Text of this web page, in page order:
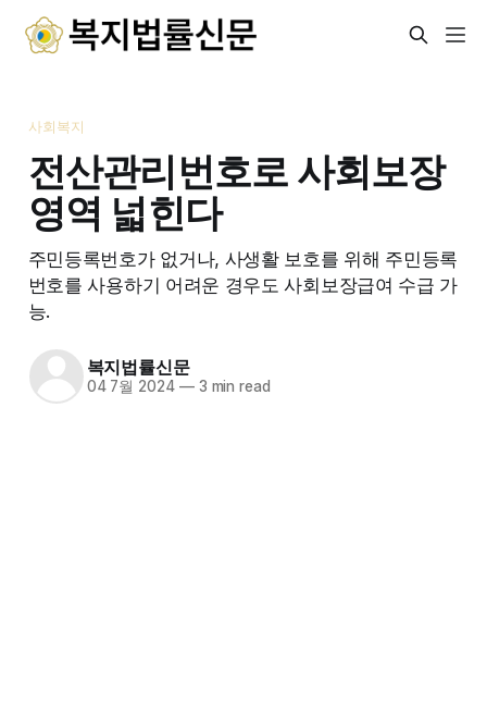
사회복지
전산관리번호로 사회보장
영역 넓힌다
주민등록번호가 없거나, 사생활 보호를 위해 주민등록
번호를 사용하기 어려운 경우도 사회보장급여 수급 가
능.
복지법률신문
04 7월 2024 —3 min read